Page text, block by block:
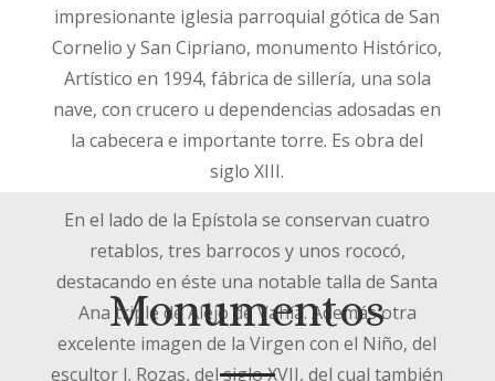
impresionante iglesia parroquial gótica de San
Cornelio y San Cipriano, monumento Histórico,
Artístico en 1994, fábrica de sillería, una sola
nave, con crucero u dependencias adosadas en
la cabecera e importante torre. Es obra del
siglo XIII.
En el lado de la Epístola se conservan cuatro
retablos, tres barrocos y unos rococó,
destacando en éste una notable talla de Santa
Ana triple de Alejo de Vahía. Además otra
excelente imagen de la Virgen con el Niño, del
escultor J. Rozas, del siglo XVII, del cual también
Monumentos